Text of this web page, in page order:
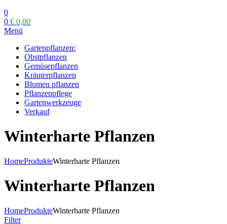
0
0 € 0,00
Menü
Gartenpflanzen:
Obstpflanzen
Gemüsepflanzen
Kräuterpflanzen
Blumen pflanzen
Pflanzenpflege
Gartenwerkzeuge
Verkauf
Winterharte Pflanzen
HomeProdukteWinterharte Pflanzen
Winterharte Pflanzen
HomeProdukteWinterharte Pflanzen
Filter